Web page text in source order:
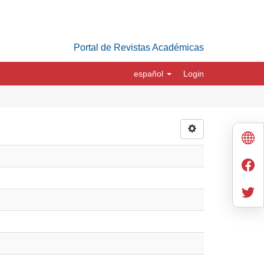
Portal de Revistas Académicas
español Login